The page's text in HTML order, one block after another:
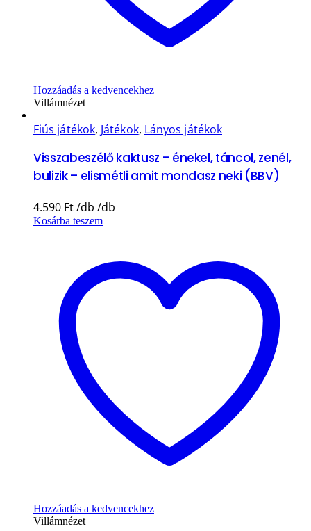
Hozzáadás a kedvencekhez
Villámnézet
Fiús játékok, Játékok, Lányos játékok
Visszabeszélő kaktusz – énekel, táncol, zenél,
bulizik – elismétli amit mondasz neki (BBV)
4.590 Ft
Kosárba teszem
Hozzáadás a kedvencekhez
Villámnézet